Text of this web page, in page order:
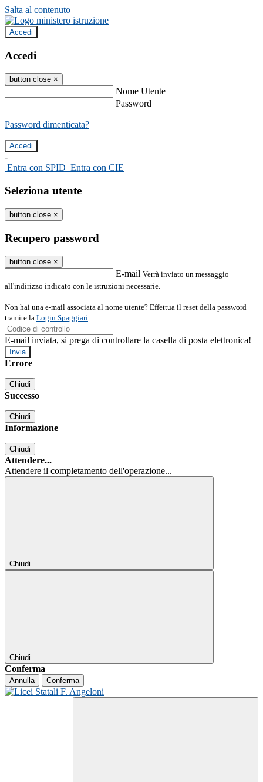
Salta al contenuto
Accedi
Accedi
button close ×
Nome Utente
Password
Password dimenticata?
-
Entra con SPID Entra con CIE
Seleziona utente
button close ×
Recupero password
button close ×
E-mail Verrà inviato un messaggio
all'indirizzo indicato con le istruzioni necessarie.
Non hai una e-mail associata al nome utente? Effettua il reset della password
tramite la Login Spaggiari
E-mail inviata, si prega di controllare la casella di posta elettronica!
Errore
Chiudi
Successo
Chiudi
Informazione
Chiudi
Attendere...
Attendere il completamento dell'operazione...
Chiudi
Chiudi
Conferma
Annulla Conferma